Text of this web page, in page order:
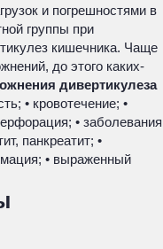
и погрешностями в
группы при
кишечника. Чаще
до этого каких-
дивертикулеза
• кровотечение; •
• заболевания
панкреатит; •
• выраженный